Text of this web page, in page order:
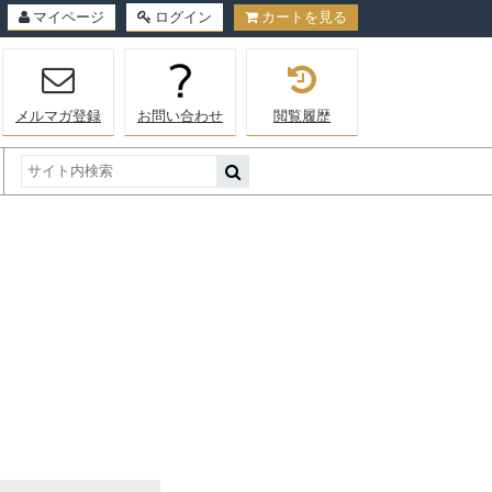
マイページ ログイン カートを見る
メルマガ登録 お問い合わせ 閲覧履歴